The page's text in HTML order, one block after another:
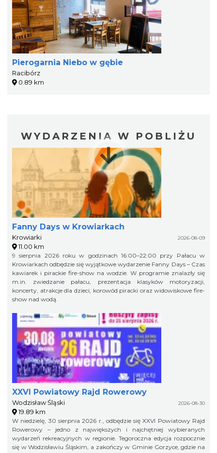
Pierogarnia Niebo w gębie
Racibórz
0.89 km
WYDARZENIA W POBLIŻU
Fanny Days w Krowiarkach
Krowiarki 2026-08-09
11.00 km
9 sierpnia 2026 roku w godzinach 16:00–22:00 przy Pałacu w
Krowiarkach odbędzie się wyjątkowe wydarzenie Fanny Days – Czas
kawiarek i pirackie fire-show na wodzie. W programie znalazły się
m.in. zwiedzanie pałacu, prezentacja klasyków motoryzacji,
koncerty, atrakcje dla dzieci, korowód piracki oraz widowiskowe fire-
show nad wodą.
XXVI Powiatowy Rajd Rowerowy
Wodzisław Śląski 2026-08-30
19.89 km
W niedzielę, 30 sierpnia 2026 r., odbędzie się XXVI Powiatowy Rajd
Rowerowy – jedno z największych i najchętniej wybieranych
wydarzeń rekreacyjnych w regionie. Tegoroczna edycja rozpocznie
się w Wodzisławiu Śląskim, a zakończy w Gminie Gorzyce, gdzie na